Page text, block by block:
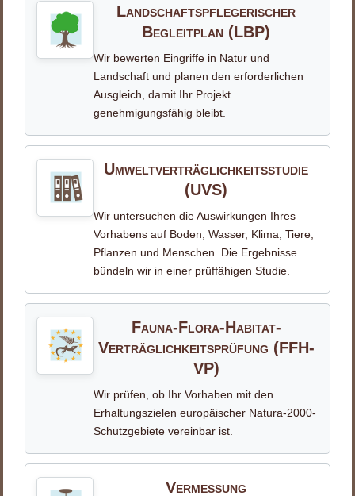
Landschaftspflegerischer
Begleitplan (LBP)
Wir bewerten Eingriffe in Natur und
Landschaft und planen den erforderlichen
Ausgleich, damit Ihr Projekt
genehmigungsfähig bleibt.
Umweltverträglichkeits­studie
(UVS)
Wir untersuchen die Auswirkungen Ihres
Vorhabens auf Boden, Wasser, Klima, Tiere,
Pflanzen und Menschen. Die Ergebnisse
bündeln wir in einer prüffähigen Studie.
Fauna-Flora-Habitat-
Verträglichkeitsprüfung (FFH-
VP)
Wir prüfen, ob Ihr Vorhaben mit den
Erhaltungszielen europäischer Natura-2000-
Schutzgebiete vereinbar ist.
Vermessung